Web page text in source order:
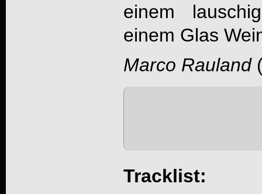
einem
einem Glas
Marco Rauland
Tracklist: